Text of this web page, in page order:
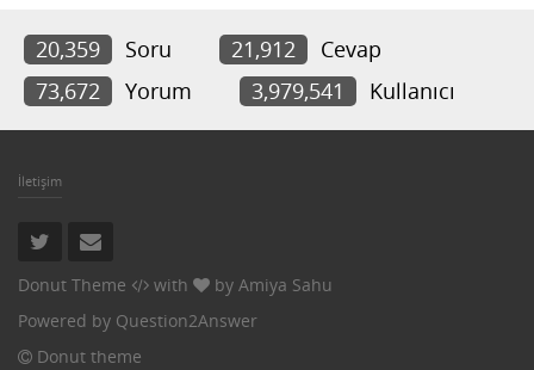
20,359 Soru 21,912
Cevap
73,672
Yorum 3,979,541 Kullanıcı
İletişim
Donut Theme with by Amiya Sahu
Powered by Question2Answer
Donut theme